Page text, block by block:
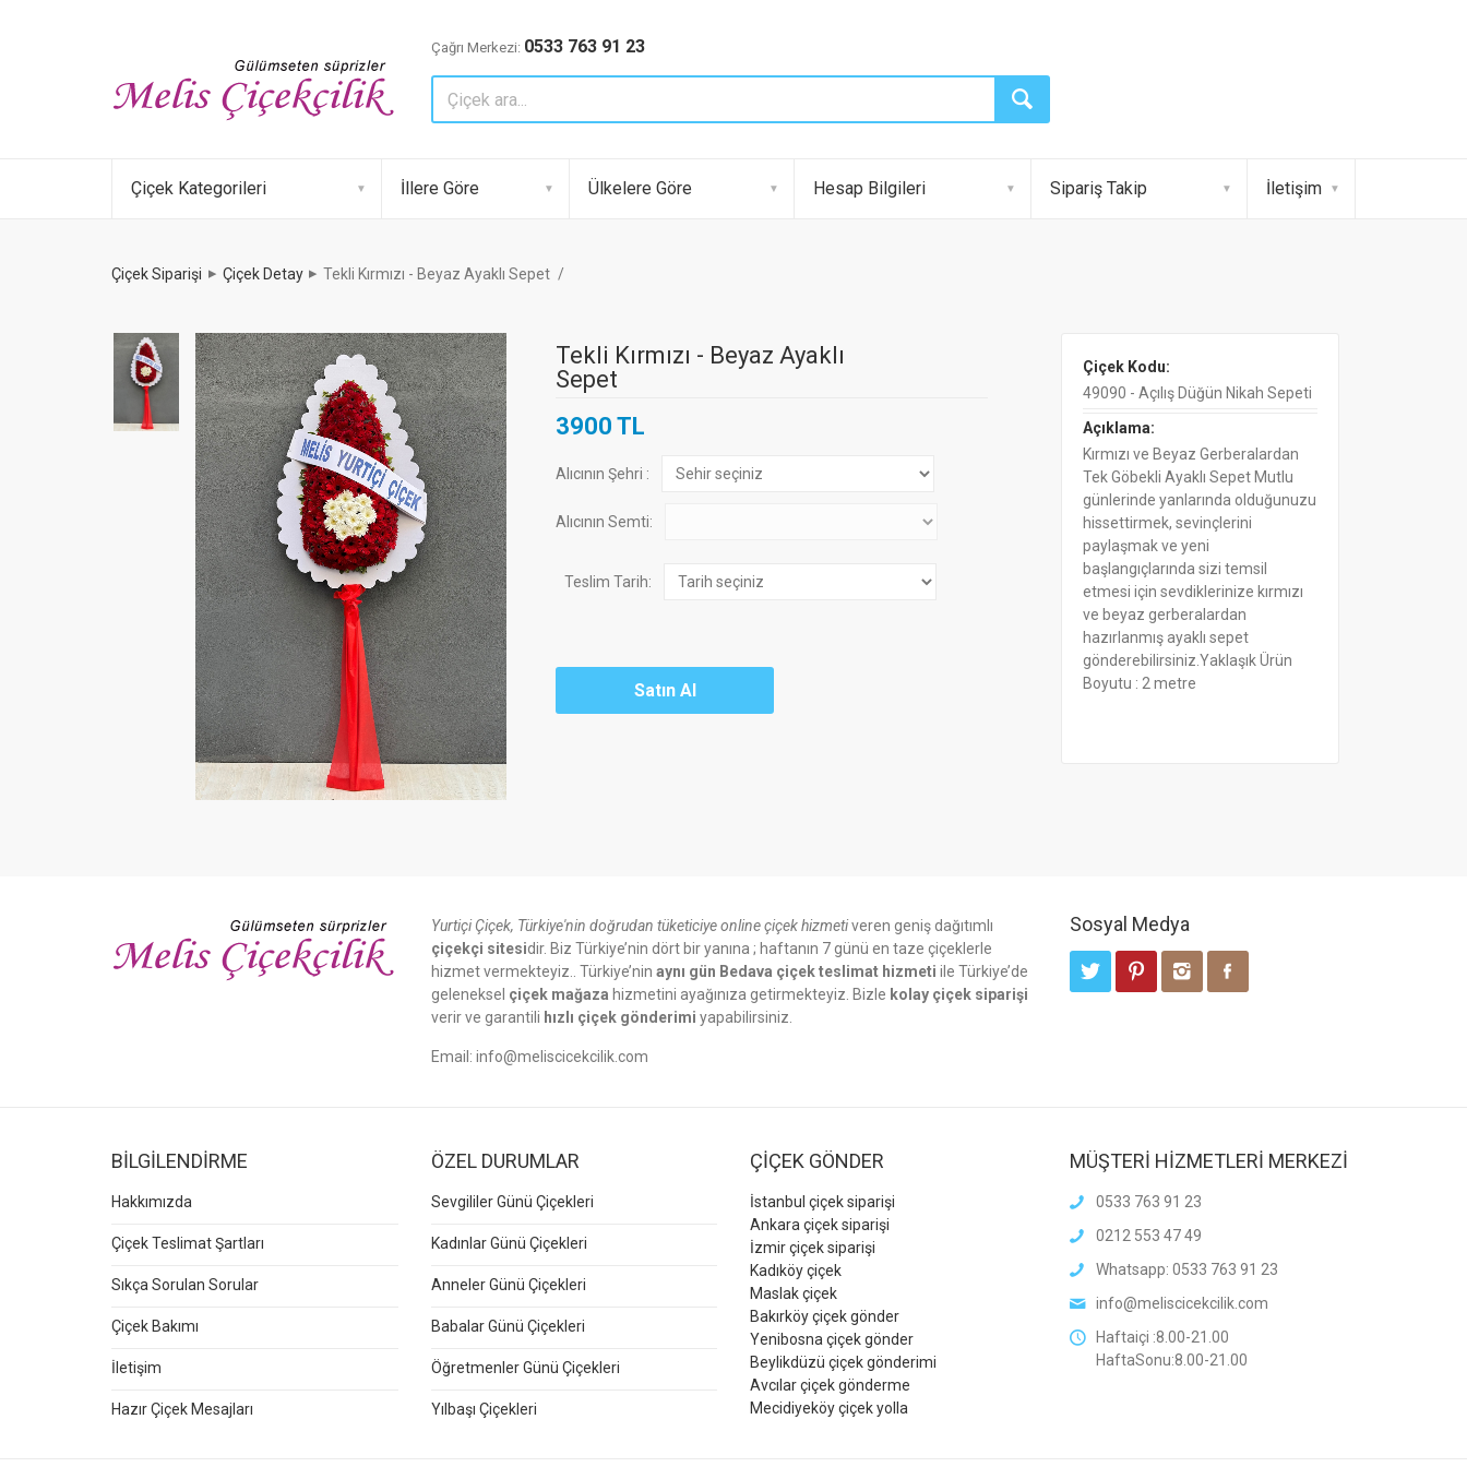
Çağrı Merkezi: 0533 763 91 23
Çiçek Kategorileri İllere Göre Ülkelere Göre Hesap Bilgileri Sipariş Takip İletişim
Çiçek Siparişi Çiçek Detay Tekli Kırmızı - Beyaz Ayaklı Sepet
Tekli Kırmızı - Beyaz Ayaklı
Sepet
3900 TL
Alıcının Şehri :
Alıcının Semti:
Teslim Tarih:
Çiçek Kodu:
49090 - Açılış Düğün Nikah Sepeti
Açıklama:
Kırmızı ve Beyaz Gerberalardan
Tek Göbekli Ayaklı Sepet Mutlu
günlerinde yanlarında olduğunuzu
hissettirmek, sevinçlerini
paylaşmak ve yeni
başlangıçlarında sizi temsil
etmesi için sevdiklerinize kırmızı
ve beyaz gerberalardan
hazırlanmış ayaklı sepet
gönderebilirsiniz.Yaklaşık Ürün
Boyutu : 2 metre
Yurtiçi Çiçek, Türkiye'nin doğrudan tüketiciye online çiçek hizmetiveren geniş dağıtımlı
çiçekçi sitesidir. Biz Türkiye’nin dört bir yanına ; haftanın 7 günü en taze çiçeklerle
hizmet vermekteyiz.. Türkiye’nin aynı gün Bedava çiçek teslimat hizmeti ile Türkiye’de
geleneksel çiçek mağaza hizmetini ayağınıza getirmekteyiz. Bizle kolay çiçek siparişi
verir ve garantili hızlı çiçek gönderimi yapabilirsiniz.
Email: info@meliscicekcilik.com
Sosyal Medya
BİLGİLENDİRME
Hakkımızda
Çiçek Teslimat Şartları
Sıkça Sorulan Sorular
Çiçek Bakımı
İletişim
Hazır Çiçek Mesajları
ÖZEL DURUMLAR
Sevgililer Günü Çiçekleri
Kadınlar Günü Çiçekleri
Anneler Günü Çiçekleri
Babalar Günü Çiçekleri
Öğretmenler Günü Çiçekleri
Yılbaşı Çiçekleri
ÇİÇEK GÖNDER
İstanbul çiçek siparişi
Ankara çiçek siparişi
İzmir çiçek siparişi
Kadıköy çiçek
Maslak çiçek
Bakırköy çiçek gönder
Yenibosna çiçek gönder
Beylikdüzü çiçek gönderimi
Avcılar çiçek gönderme
Mecidiyeköy çiçek yolla
MÜŞTERİ HİZMETLERİ MERKEZİ
0533 763 91 23
0212 553 47 49
Whatsapp: 0533 763 91 23
info@meliscicekcilik.com
Haftaiçi :8.00-21.00
HaftaSonu:8.00-21.00